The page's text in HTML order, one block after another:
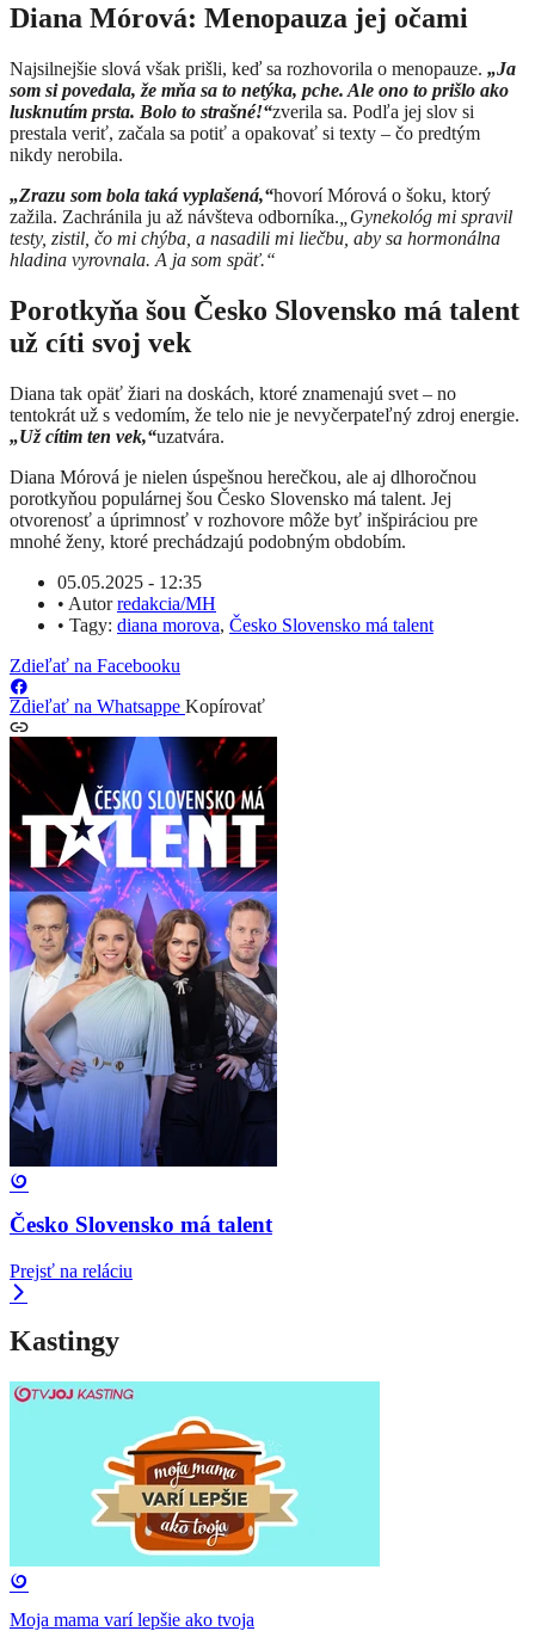
Diana Mórová: Menopauza jej očami
Najsilnejšie slová však prišli, keď sa rozhovorila o menopauze. „Ja
som si povedala, že mňa sa to netýka, pche. Ale ono to prišlo ako
lusknutím prsta. Bolo to strašné!“zverila sa. Podľa jej slov si
prestala veriť, začala sa potiť a opakovať si texty – čo predtým
nikdy nerobila.
„Zrazu som bola taká vyplašená,“hovorí Mórová o šoku, ktorý
zažila. Zachránila ju až návšteva odborníka. „Gynekológ mi spravil
testy, zistil, čo mi chýba, a nasadili mi liečbu, aby sa hormonálna
hladina vyrovnala. A ja som späť.“
Porotkyňa šou Česko Slovensko má talent
už cíti svoj vek
Diana tak opäť žiari na doskách, ktoré znamenajú svet – no
tentokrát už s vedomím, že telo nie je nevyčerpateľný zdroj energie.
„Už cítim ten vek,“uzatvára.
Diana Mórová je nielen úspešnou herečkou, ale aj dlhoročnou
porotkyňou populárnej šou Česko Slovensko má talent. Jej
otvorenosť a úprimnosť v rozhovore môže byť inšpiráciou pre
mnohé ženy, ktoré prechádzajú podobným obdobím.
05.05.2025 - 12:35
• Autorredakcia/MH
• Tagy: diana morova, Česko Slovensko má talent
Zdieľať na Facebooku
Zdieľať na Whatsappe Kopírovať
Česko Slovensko má talent
Prejsť na reláciu
Kastingy
Moja mama varí lepšie ako tvoja